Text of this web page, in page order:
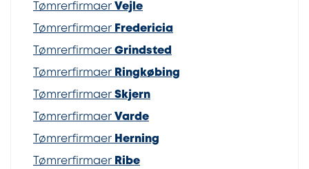
Tømrerfirmaer Vejle
Tømrerfirmaer Fredericia
Tømrerfirmaer Grindsted
Tømrerfirmaer Ringkøbing
Tømrerfirmaer Skjern
Tømrerfirmaer Varde
Tømrerfirmaer Herning
Tømrerfirmaer Ribe